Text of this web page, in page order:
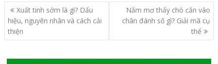
Điều
hướng
bài
Xuất tinh sớm là gì? Dấu
hiệu, nguyên nhân và cách cải
thiện
Nằm mơ thấy chó cắn vào
chân đánh số gì? Giải mã cụ
thể